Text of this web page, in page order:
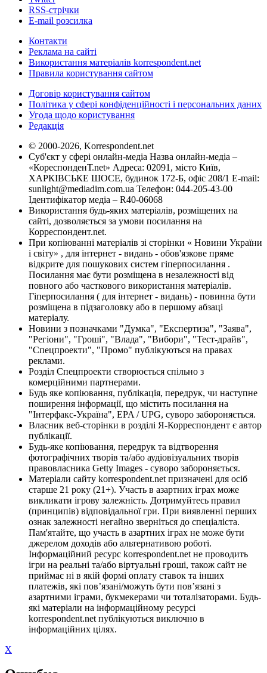
RSS-стрічки
E-mail розсилка
Контакти
Реклама на сайті
Використання матеріалів korrespondent.net
Правила користування сайтом
Договір користування сайтом
Політика у сфері конфіденційності і персональних даних
Угода щодо користування
Редакція
© 2000-2026, Korrespondent.net
Суб'єкт у сфері онлайн-медіа Назва онлайн-медіа –
«КореспонденТ.net» Адреса: 02091, місто Київ,
ХАРКІВСЬКЕ ШОСЕ, будинок 172-Б, офіс 208/1 E-mail:
sunlight@mediadim.com.ua Телефон: 044-205-43-00
Ідентифікатор медіа – R40-06068
Використання будь-яких матеріалів, розміщених на
сайті, дозволяється за умови посилання на
Корреспондент.net.
При копіюванні матеріалів зі сторінки « Новини України
і світу» , для інтернет - видань - обов'язкове пряме
відкрите для пошукових систем гіперпосилання .
Посилання має бути розміщена в незалежності від
повного або часткового використання матеріалів.
Гіперпосилання ( для інтернет - видань) - повинна бути
розміщена в підзаголовку або в першому абзаці
матеріалу.
Новини з позначками "Думка", "Експертиза", "Заява",
"Регіони", "Гроші", "Влада", "Вибори", "Тест-драйв",
"Спецпроекти", "Промо" публікуються на правах
реклами.
Розділ Спецпроекти створюється спільно з
комерційними партнерами.
Будь яке копіювання, публікація, передрук, чи наступне
поширення інформації, що містить посилання на
"Інтерфакс-Україна", EPA / UPG, суворо забороняється.
Власник веб-сторінки в розділі Я-Корреспондент є автор
публікації.
Будь-яке копіювання, передрук та відтворення
фотографічних творів та/або аудіовізуальних творів
правовласника Getty Images - суворо забороняється.
Матеріали сайту korrespondent.net призначені для осіб
старше 21 року (21+). Участь в азартних іграх може
викликати ігрову залежність. Дотримуйтесь правил
(принципів) відповідальної гри. При виявленні перших
ознак залежності негайно зверніться до спеціаліста.
Пам'ятайте, що участь в азартних іграх не може бути
джерелом доходів або альтернативою роботі.
Інформаційний ресурс korrespondent.net не проводить
ігри на реальні та/або віртуальні гроші, також сайт не
приймає ні в якій формі оплату ставок та інших
платежів, які пов’язані/можуть бути пов’язані з
азартними іграми, букмекерами чи тоталізаторами. Будь-
які матеріали на інформаційному ресурсі
korrespondent.net публікуються виключно в
інформаційних цілях.
X